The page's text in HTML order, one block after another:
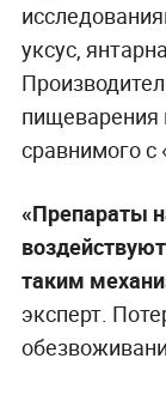
уксус,
пищеварения
сравнимого с
«Препараты
таким
эксперт.